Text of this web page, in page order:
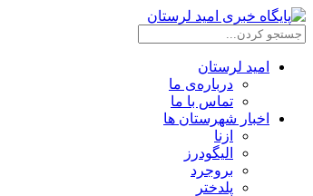
امید لرستان
درباره‌ی ما
تماس با ما
اخبار شهرستان ها
ازنا
الیگودرز
بروجرد
پلدختر